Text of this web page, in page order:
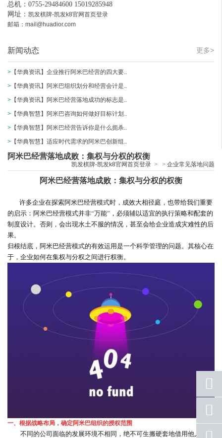
总机：0755-29484600 15019285948
网址： 凯发棋牌-凯发k8官网首页登录
邮箱： mail@huadior.com
更多>
新闻动态
> 【华典资讯】企业推行阿米巴经营的四大要..
> 【华典资讯】阿米巴组织划分和经营会计是..
> 【华典资讯】阿米巴经营落地成功的标志是..
> 【华典智慧】阿米巴咨询如何做好目标计划..
> 【华典智慧】阿米巴经营告诉你是什么扼杀..
> 【华典智慧】适应时代需求的阿米巴创新组..
阿米巴经营落地成败：集权与分权的权衡
凯发棋牌-凯发k8官网首页登录 > > 企业常见落地问题
阿米巴经营落地成败：集权与分权的权衡
许多企业在探索阿米巴经营模式时，成效大相径庭，也带给我们重要
的启示：阿米巴经营模式并非“万能” ，必须辅以适宜的执行策略和配套的
制度设计。否则，会出现水土不服的情况，甚至会给企业造成灾难性的后
果。
归根结底，阿米巴经营模式的有效运用是一个科学管理的问题。其核心在
于，企业如何在集权与分权之间进行权衡。
一、 根据战略布局，确定阿米巴组织的授权范围
不同的公司面临的发展环境不相同，绝不可生搬硬套地借用他人成功
座机
号码
手机